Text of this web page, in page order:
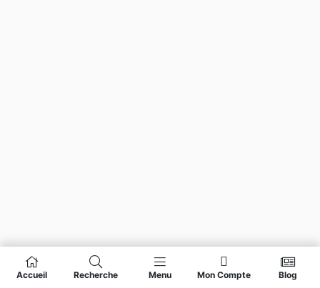
Accueil Recherche Menu Mon Compte Blog